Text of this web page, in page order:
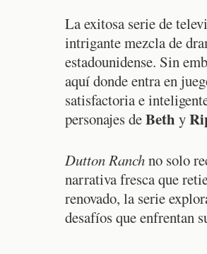
La exitosa serie de
intrigante mezcla de
estadounidense. Sin
aquí donde entra en
satisfactoria e
personajes deBeth y
Dutton Ranchno solo
narrativa fresca que
renovado, la serie
desafíos que enfrentan